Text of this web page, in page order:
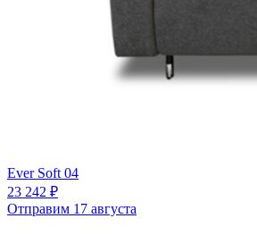
Ever Soft 04
23 242 ₽
Отправим 17 августа